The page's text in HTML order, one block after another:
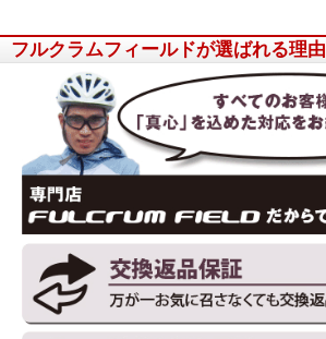
フルクラムフィールドが選ばれる理由